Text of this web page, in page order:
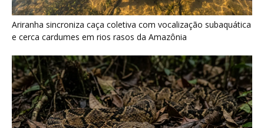
Surucucu detecta calor pela fosseta loreal e prepara ataque de
emboscada no escuro da floresta
Últimas noticias
“A chuva carrega um inventário da copa”: o